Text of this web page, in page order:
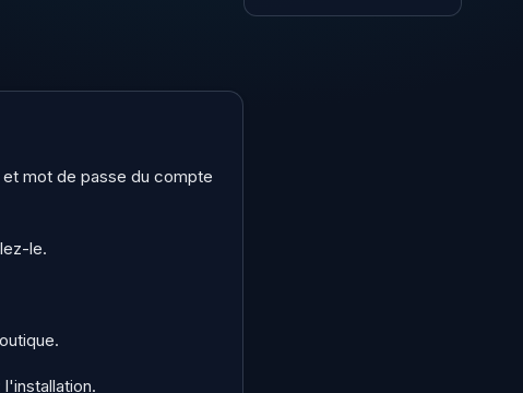
mot de passe du compte
le.